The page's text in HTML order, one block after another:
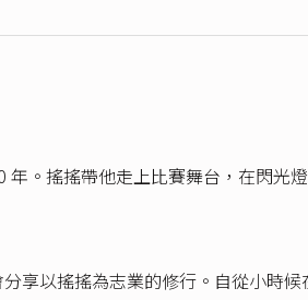
年。搖搖帶他走上比賽舞台，在閃
享以搖搖為志業的修行。自從小時